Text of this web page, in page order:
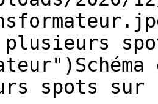
plusieurs
spots sur